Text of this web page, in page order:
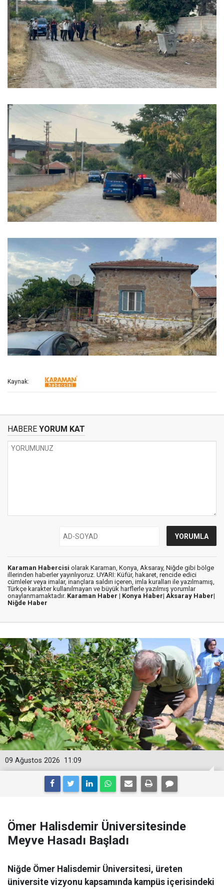
Kaynak:
HABERE YORUM KAT
Karaman Habercisi olarak Karaman, Konya, Aksaray, Niğde gibi bölge
illerinden haberler yayınlıyoruz. UYARI: Küfür, hakaret, rencide edici
cümleler veya imalar, inançlara saldırı içeren, imla kuralları ile yazılmamış,
Türkçe karakter kullanılmayan ve büyük harflerle yazılmış yorumlar
onaylanmamaktadır. Karaman Haber | Konya Haber| Aksaray Haber|
Niğde Haber
11:09
09 Ağustos 2026
Ömer Halisdemir Üniversitesinde
Meyve Hasadı Başladı
Niğde Ömer Halisdemir Üniversitesi, üreten
üniversite vizyonu kapsamında kampüs içerisindeki